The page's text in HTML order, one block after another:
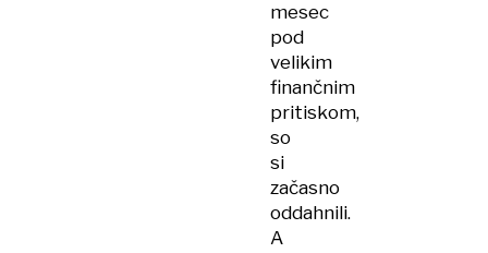
mesec
pod
velikim
finančnim
pritiskom,
so
si
začasno
oddahnili.
A